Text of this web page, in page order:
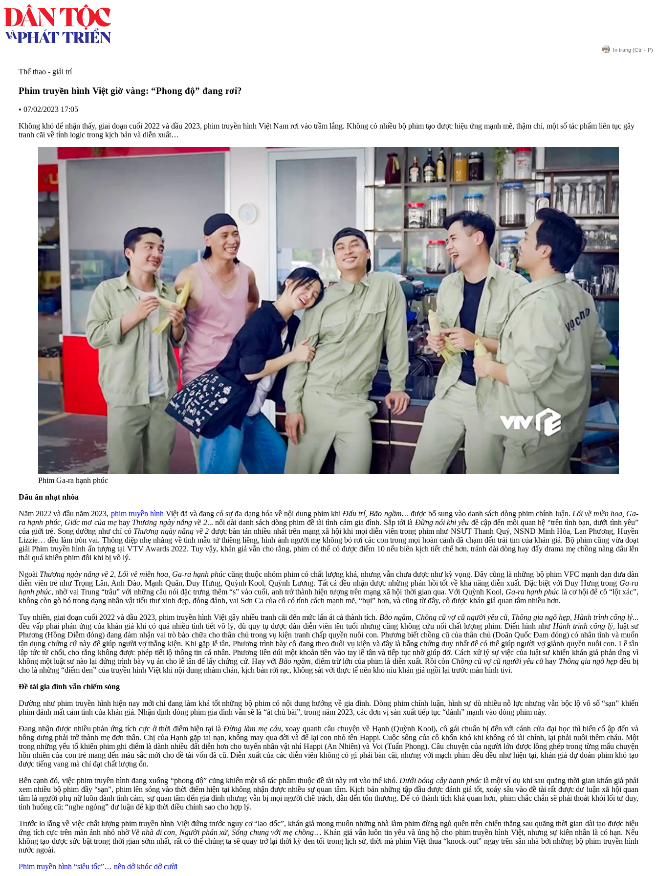
In trang (Ctr + P)
Thể thao - giải trí
Phim truyền hình Việt giờ vàng: “Phong độ” đang rơi?
• 07/02/2023 17:05
Không khó để nhận thấy, giai đoạn cuối 2022 và đầu 2023, phim truyền hình Việt Nam rơi vào trầm lắng. Không có nhiều bộ phim tạo được hiệu ứng mạnh mẽ, thậm chí, một số tác phẩm liên tục gây
tranh cãi về tính logic trong kịch bản và diễn xuất…
Phim Ga-ra hạnh phúc
Dấu ấn nhạt nhòa
Năm 2022 và đầu năm 2023, phim truyền hình Việt đã và đang có sự đa dạng hóa về nội dung phim khiĐấu trí, Bão ngầm… được bổ sung vào danh sách dòng phim chính luận. Lối về miền hoa, Ga-
ra hạnh phúc, Giấc mơ của mẹhay Thương ngày nắng về 2... nối dài danh sách dòng phim đề tài tình cảm gia đình. Sắp tới là Đừng nói khi yêu đề cập đến mối quan hệ “trên tình bạn, dưới tình yêu”
của giới trẻ. Song dường như chỉ có Thương ngày nắng về 2 được bàn tán nhiều nhất trên mạng xã hội khi mọi diễn viên trong phim như NSƯT Thanh Quý, NSND Minh Hòa, Lan Phương, Huyền
Lizzie… đều làm tròn vai. Thông điệp nhẹ nhàng về tình mẫu tử thiêng liêng, hình ảnh người mẹ không bỏ rơi các con trong mọi hoàn cảnh đã chạm đến trái tim của khán giả. Bộ phim cũng vừa đoạt
giải Phim truyền hình ấn tượng tại VTV Awards 2022. Tuy vậy, khán giả vẫn cho rằng, phim có thể có được điểm 10 nếu biên kịch tiết chế hơn, tránh dài dòng hay đẩy drama mẹ chồng nàng dâu lên
thái quá khiến phim đôi khi bị vô lý.
Ngoài Thương ngày nắng về 2, Lối về miền hoa, Ga-ra hạnh phúccũng thuộc nhóm phim có chất lượng khá, nhưng vẫn chưa được như kỳ vọng. Đây cũng là những bộ phim VFC mạnh dạn đưa dàn
diễn viên trẻ như Trọng Lân, Anh Đào, Mạnh Quân, Duy Hưng, Quỳnh Kool, Quỳnh Lương. Tất cả đều nhận được những phản hồi tốt về khả năng diễn xuất. Đặc biệt với Duy Hưng trong Ga-ra
hạnh phúc, nhờ vai Trung “trâu” với những câu nói đặc trưng thêm “s” vào cuối, anh trở thành hiện tượng trên mạng xã hội thời gian qua. Với Quỳnh Kool, Ga-ra hạnh phúc là cơ hội để cô “lột xác”,
không còn gò bó trong dạng nhân vật tiểu thư xinh đẹp, đỏng đảnh, vai Sơn Ca của cô có tính cách mạnh mẽ, “bụi” hơn, và cũng từ đây, cô được khán giả quan tâm nhiều hơn.
Tuy nhiên, giai đoạn cuối 2022 và đầu 2023, phim truyền hình Việt gây nhiều tranh cãi đến mức lấn át cả thành tích. Bão ngầm, Chồng cũ vợ cũ người yêu cũ, Thông gia ngõ hẹp, Hành trình công lý...
đều vấp phải phản ứng của khán giả khi có quá nhiều tình tiết vô lý, dù quy tụ được dàn diễn viên tên tuổi nhưng cũng không cứu nổi chất lượng phim. Điển hình như Hành trình công lý, luật sư
Phương (Hồng Diễm đóng) đang đảm nhận vai trò bào chữa cho thân chủ trong vụ kiện tranh chấp quyền nuôi con. Phương biết chồng cũ của thân chủ (Doãn Quốc Đam đóng) có nhân tình và muốn
tận dụng chứng cứ này để giúp người vợ thắng kiện. Khi gặp lễ tân, Phương trình bày cô đang theo đuổi vụ kiện và đây là bằng chứng duy nhất để có thể giúp người vợ giành quyền nuôi con. Lễ tân
lập tức từ chối, cho rằng không được phép tiết lộ thông tin cá nhân. Phương liền dúi một khoản tiền vào tay lễ tân và tiếp tục nhờ giúp đỡ. Cách xử lý sự việc của luật sư khiến khán giả phản ứng vì
không một luật sư nào lại đứng trình bày vụ án cho lễ tân để lấy chứng cứ. Hay với Bão ngầm, điểm trừ lớn của phim là diễn xuất. Rồi còn Chồng cũ vợ cũ người yêu cũhay Thông gia ngõ hẹp đều bị
cho là những “điểm đen” của truyền hình Việt khi nội dung nhàm chán, kịch bản rời rạc, không sát với thực tế nên khó níu khán giả ngồi lại trước màn hình tivi.
Đề tài gia đình vẫn chiếm sóng
Dường như phim truyền hình hiện nay mới chỉ đang làm khá tốt những bộ phim có nội dung hướng về gia đình. Dòng phim chính luận, hình sự dù nhiều nỗ lực nhưng vẫn bộc lộ vô số “sạn” khiến
phim đánh mất cảm tình của khán giả. Nhận định dòng phim gia đình vẫn sẽ là “át chủ bài”, trong năm 2023, các đơn vị sản xuất tiếp tục “đánh” mạnh vào dòng phim này.
Đang nhận được nhiều phản ứng tích cực ở thời điểm hiện tại là Đừng làm mẹ cáu, xoay quanh câu chuyện về Hạnh (Quỳnh Kool), cô gái chuẩn bị đến với cánh cửa đại học thì biến cố ập đến và
bỗng dưng phải trở thành mẹ đơn thân. Chị của Hạnh gặp tai nạn, không may qua đời và để lại con nhỏ tên Happi. Cuộc sống của cô khốn khó khi không có tài chính, lại phải nuôi thêm cháu. Một
trong những yếu tố khiến phim ghi điểm là dành nhiều đất diễn hơn cho tuyến nhân vật nhí Happi (An Nhiên) và Voi (Tuấn Phong). Câu chuyện của người lớn được lồng ghép trong từng mẩu chuyện
hồn nhiên của con trẻ mang đến màu sắc mới cho đề tài vốn đã cũ. Diễn xuất của các diễn viên không có gì phải bàn cãi, nhưng với mạch phim đều đều như hiện tại, khán giả dự đoán phim khó tạo
được tiếng vang mà chỉ đạt chất lượng ổn.
Bên cạnh đó, việc phim truyền hình đang xuống “phong độ” cũng khiến một số tác phẩm thuộc đề tài này rơi vào thế khó. Dưới bóng cây hạnh phúclà một ví dụ khi sau quãng thời gian khán giả phải
xem nhiều bộ phim đầy “sạn”, phim lên sóng vào thời điểm hiện tại không nhận được nhiều sự quan tâm. Kịch bản những tập đầu được đánh giá tốt, xoáy sâu vào đề tài rất được dư luận xã hội quan
tâm là người phụ nữ luôn dành tình cảm, sự quan tâm đến gia đình nhưng vẫn bị mọi người chê trách, dẫn đến tổn thương. Để có thành tích khả quan hơn, phim chắc chắn sẽ phải thoát khỏi lối tư duy,
tình huống cũ; “nghe ngóng” dư luận để kịp thời điều chỉnh sao cho hợp lý.
Trước lo lắng về việc chất lượng phim truyền hình Việt đứng trước nguy cơ “lao dốc”, khán giả mong muốn những nhà làm phim đừng ngủ quên trên chiến thắng sau quãng thời gian dài tạo được hiệu
ứng tích cực trên màn ảnh nhỏ nhờ Về nhà đi con, Người phán xử, Sống chung với mẹ chồng… Khán giả vẫn luôn tin yêu và ủng hộ cho phim truyền hình Việt, nhưng sự kiên nhẫn là có hạn. Nếu
không tạo được sức bật trong thời gian sớm nhất, rất có thể chúng ta sẽ quay trở lại thời kỳ đen tối trong lịch sử, thời mà phim Việt thua “knock-out” ngay trên sân nhà bởi những bộ phim truyền hình
nước ngoài.
Phim truyền hình “siêu tốc”… nên dở khóc dở cười